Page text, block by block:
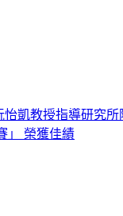
怡凱教授指導研究
」 榮獲佳績